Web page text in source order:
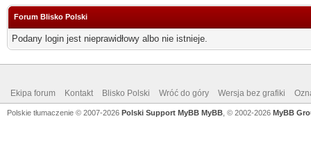
Forum Blisko Polski
Podany login jest nieprawidłowy albo nie istnieje.
Ekipa forum Kontakt Blisko Polski Wróć do góry Wersja bez grafiki
Polskie tłumaczenie © 2007-2026 Polski Support MyBB MyBB , © 2002-2026 MyBB